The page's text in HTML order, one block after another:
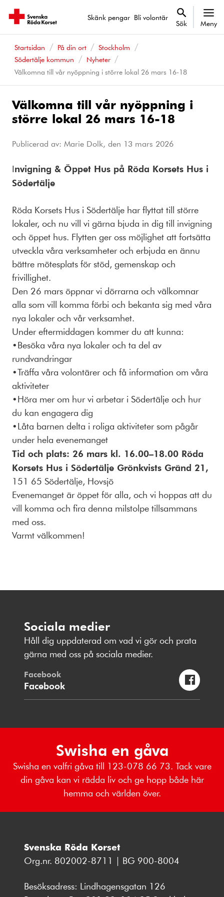
Skänk pengar Bli volontär
Sök Meny
Startsidan På din ort
Stockholm
Södertälje kommun
Nyheter
Välkomna till vår nyöppning i större lokal 26 mars 16-18
Välkomna till vår nyöppning i
större lokal 26 mars 16-18
Publicerad av: Marie Dolk, den 13 mars 2026
Invigning & Öppet Hus på Röda Korsets Hus i
Södertälje
Röda Korsets Hus i Södertälje har flyttat till större
lokaler, och nu vill vi gärna bjuda in dig till invigning
och öppet hus. Flytten ger oss möjlighet att fortsätta
utveckla våra verksamheter och erbjuda en ännu
bättre mötesplats för stöd, gemenskap och
frivillighet.
Den 26 mars öppnar vi dörrarna och välkomnar
alla som vill komma förbi och bekanta sig med våra
nya lokaler och vår verksamhet.
Under eftermiddagen kommer du att kunna:
•Besöka våra nya lokaler och ta del av
rundvandringar
•Träffa våra volontärer och få information om våra
aktiviteter
•Höra mer om hur vi arbetar i Södertälje och hur
du kan engagera dig
•Låta barnen delta i roliga aktiviteter som pågår
under hela evenemanget
Tid och plats: 26 mars kl. 16.00–18.00 Röda
Korsets Hus i Södertälje Grönkvists Gränd 21,
151 65 Södertälje, Hovsjö
Evenemanget är öppet för alla, och vi hoppas att du
vill komma och fira denna milstolpe tillsammans
med oss.
Varmt välkommen!
Sociala medier
Håll dig uppdaterad om vad vi gör och prata
gärna med oss på sociala medier.
Facebook
Facebook
Swisha en gåva
Swisha en valfri gåva till 123-078 66 73. Tack vare
din gåva kan vi rädda liv och ge hopp både här
hemma och världen över.
Svenska Röda Korset
Org.nr. 802002-8711 | BG 900-8004
Besöksadress: Lindhagensgatan 126